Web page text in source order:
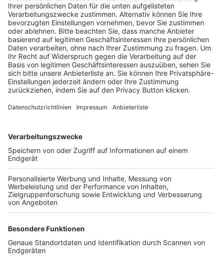
Trainerausbildung
Schulungsangebot Vereinsmitarbeiter
BFV-Geschäftsstellen
Trainerbörse
Login SpielPlus
FOLGE DEM BFV
TOP-VEREINE
TOP-PARTNER